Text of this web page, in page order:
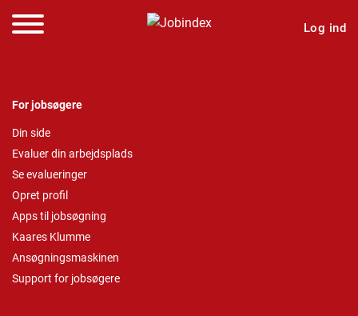
Log ind
For jobsøgere
Din side
Evaluer din arbejdsplads
Se evalueringer
Opret profil
Apps til jobsøgning
Kaares Klumme
Ansøgningsmaskinen
Support for jobsøgere